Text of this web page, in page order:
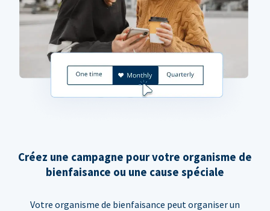
Créez une campagne pour votre organisme de
bienfaisance ou une cause spéciale
Votre organisme de bienfaisance peut organiser un